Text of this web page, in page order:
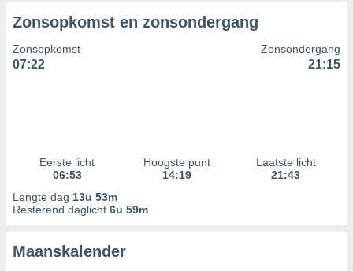
Zonsopkomst en zonsondergang
Zonsopkomst
07:22
Zonsondergang
21:15
Eerste licht
06:53
Hoogste punt
14:19
Laatste licht
21:43
Lengte dag 13u 53m
Resterend daglicht 6u 59m
Maanskalender